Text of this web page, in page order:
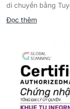
di chuyển bằng
Đọc thêm